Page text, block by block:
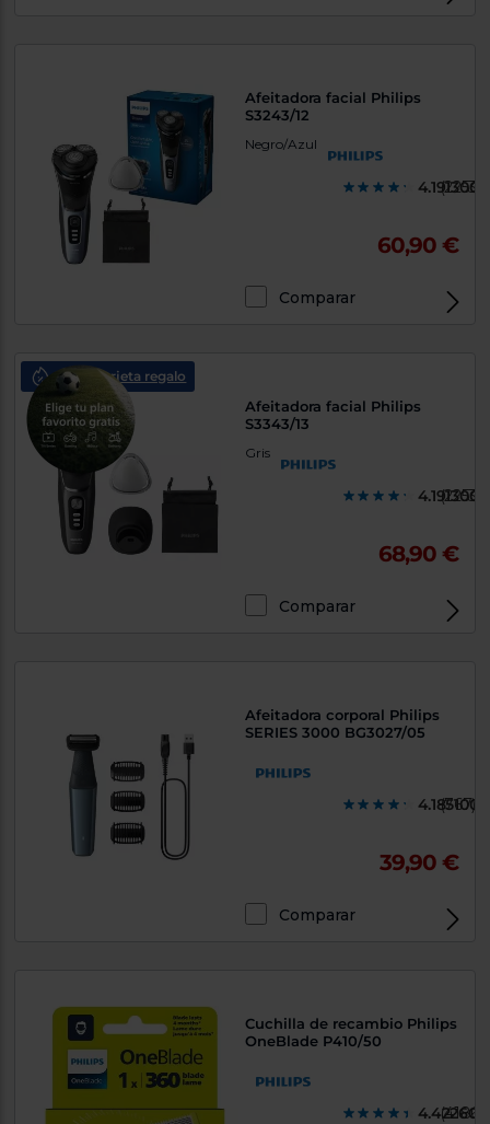
Afeitadora facial Philips
S3243/12
Negro/Azul
4.1913000
(2253)
60,90 €
Comparar
philips tarjeta regalo
Afeitadora facial Philips
S3343/13
Gris
4.1913000
(2253)
68,90 €
Comparar
Afeitadora corporal Philips
SERIES 3000 BG3027/05
4.1851000
(767)
39,90 €
Comparar
Cuchilla de recambio Philips
OneBlade P410/50
(4186)